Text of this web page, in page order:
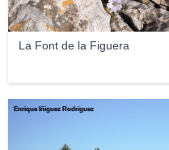
La Font de la Figuera
Enrique Íñiguez Rodríguez